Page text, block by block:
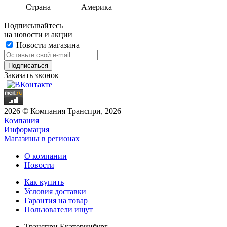
Страна
Америка
Подписывайтесь
на новости и акции
Новости магазина
Заказать звонок
2026 © Компания Транспри, 2026
Компания
Информация
Магазины в регионах
О компании
Новости
Как купить
Условия доставки
Гарантия на товар
Пользователи ищут